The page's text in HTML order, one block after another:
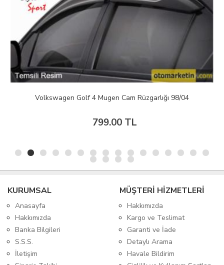
Volkswagen Golf 4 Mugen Cam Rüzgarlığı 98/04
799.00 TL
KURUMSAL
Anasayfa
Hakkımızda
Banka Bilgileri
S.S.S.
İletişim
MÜŞTERİ HİZMETLERİ
Hakkımızda
Kargo ve Teslimat
Garanti ve İade
Detaylı Arama
Havale Bildirim